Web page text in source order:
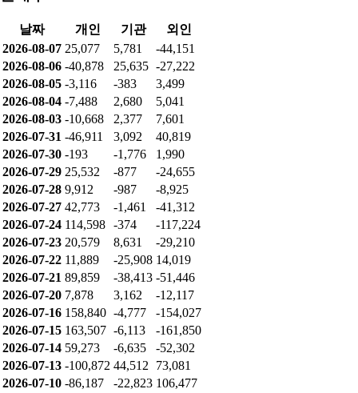
날짜 개인 기관
외인
2026-08-07 25,077 5,781
-44,151
2026-08-06 -40,878 25,635 -27,222
2026-08-05 -3,116 -383
3,499
2026-08-04 -7,488 2,680
5,041
2026-08-03 -10,668 2,377
7,601
2026-07-31 -46,911 3,092
40,819
2026-07-30 -193 -1,776
1,990
2026-07-29 25,532 -877
-24,655
2026-07-28 9,912 -987
-8,925
2026-07-27 42,773 -1,461
-41,312
2026-07-24 114,598 -374
-117,224
2026-07-23 20,579 8,631
-29,210
2026-07-22 11,889 -25,908 14,019
2026-07-21 89,859 -38,413 -51,446
2026-07-20 7,878 3,162
-12,117
2026-07-16 158,840 -4,777
-154,027
2026-07-15 163,507 -6,113
-161,850
2026-07-14 59,273 -6,635
-52,302
2026-07-13 -100,872 44,512
73,081
2026-07-10 -86,187 -22,823 106,477